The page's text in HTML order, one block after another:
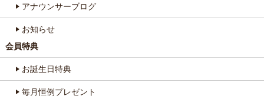
アナウンサーブログ
お知らせ
会員特典
お誕生日特典
毎月恒例プレゼント